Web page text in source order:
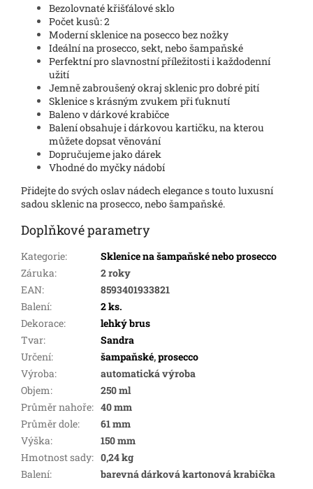
Bezolovnaté křišťálové sklo
Počet kusů: 2
Moderní sklenice na posecco bez nožky
Ideální na prosecco, sekt, nebo šampaňské
Perfektní pro slavnostní příležitosti i každodenní
užití
Jemně zabroušený okraj sklenic pro dobré pití
Sklenice s krásným zvukem při ťuknutí
Baleno v dárkové krabičce
Balení obsahuje i dárkovou kartičku, na kterou
můžete dopsat věnování
Dopručujeme jako dárek
Vhodné do myčky nádobí
Přidejte do svých oslav nádech elegance s touto luxusní
sadou sklenic na prosecco, nebo šampaňské.
Doplňkové parametry
Kategorie:
Sklenice na šampaňské nebo prosecco
Záruka:
2 roky
EAN:
8593401933821
Balení:
2 ks.
Dekorace:
lehký brus
Tvar:
Sandra
Určení: šampaňské,prosecco
Výroba:
automatická výroba
Objem:
250 ml
Průměr nahoře: 40 mm
Průměr dole:
61 mm
Výška:
150 mm
Hmotnost sady: 0,24 kg
Balení: barevná dárková kartonová krabička